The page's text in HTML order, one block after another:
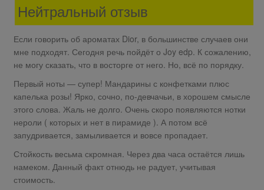
Нейтральный отзыв
Если говорить об ароматах Dior, в большинстве случаев они
мне подходят. Сегодня речь пойдёт о Joy edp. К сожалению,
не могу сказать, что в восторге от него. Но, всё по порядку.
Первый ноты — супер! Мандарины с конфетками плюс
капелька розы! Ярко, сочно, по-девчачьи, в хорошем смысле
этого слова. Жаль не долго. Очень скоро появляются нотки
нероли ( которых и нет в пирамиде ). А потом всё
запудривается, замыливается и вовсе пропадает.
Стойкость весьма скромная. Через два часа остаётся лишь
намеком. Данный факт отнюдь не радует, учитывая
стоимость.